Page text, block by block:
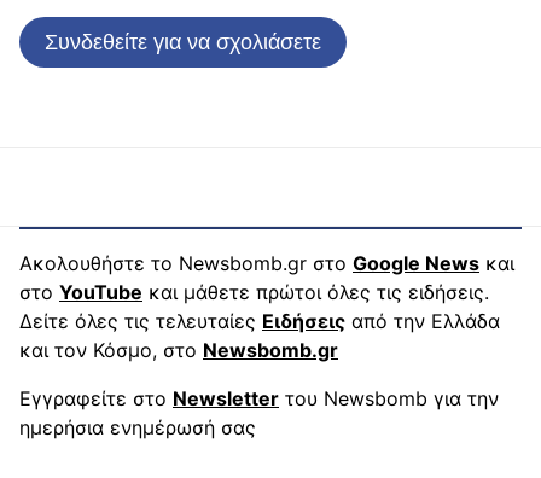
Συνδεθείτε για να σχολιάσετε
Ακολουθήστε το Newsbomb.gr στο Google News και
στο YouTube και μάθετε πρώτοι όλες τις ειδήσεις.
Δείτε όλες τις τελευταίες Ειδήσεις από την Ελλάδα
και τον Κόσμο, στο Newsbomb.gr
Εγγραφείτε στο Newsletter του Newsbomb για την
ημερήσια ενημέρωσή σας